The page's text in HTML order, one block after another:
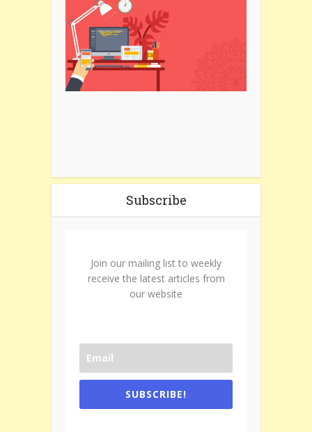
Subscribe
Join our mailing list to weekly
receive the latest articles from
our website
SUBSCRIBE!